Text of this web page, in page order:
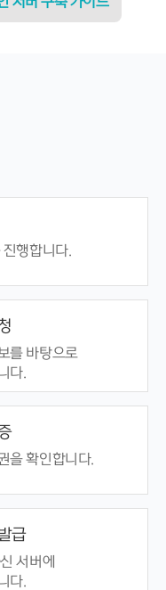
행합니다.
를 바탕으로
다.
을 확인합니다.
급
서버에
다.